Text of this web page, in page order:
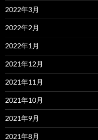
2022年3月
2022年2月
2022年1月
2021年12月
2021年11月
2021年10月
2021年9月
2021年8月